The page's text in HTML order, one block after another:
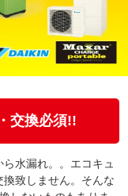
交換必須!!
水漏れ。。エコキュ
致しません。そんな